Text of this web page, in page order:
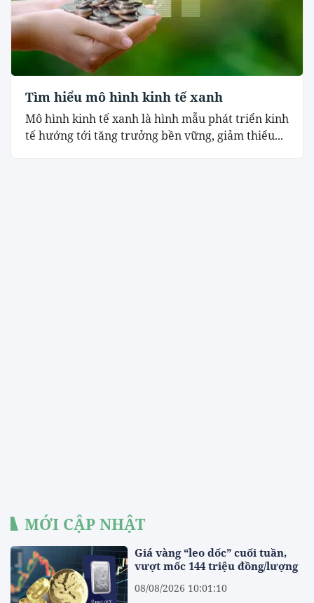
Tìm hiểu mô hình kinh tế xanh
Mô hình kinh tế xanh là hình mẫu phát triển kinh
tế hướng tới tăng trưởng bền vững, giảm thiểu...
MỚI CẬP NHẬT
Giá vàng “leo dốc” cuối tuần,
vượt mốc 144 triệu đồng/lượng
08/08/2026 10:01:10